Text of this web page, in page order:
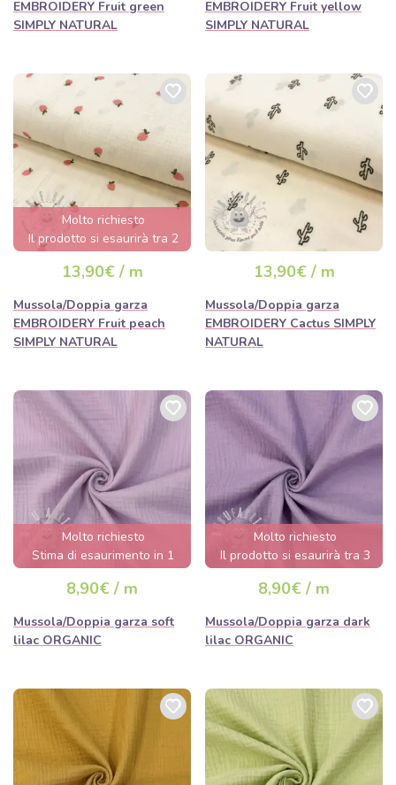
EMBROIDERY Fruit green
SIMPLY NATURAL
EMBROIDERY Fruit yellow
SIMPLY NATURAL
Molto richiesto
Il prodotto si esaurirà tra 2
giorni.
13,90€ / m
Mussola/Doppia garza
EMBROIDERY Fruit peach
SIMPLY NATURAL
13,90€ / m
Mussola/Doppia garza
EMBROIDERY Cactus SIMPLY
NATURAL
Molto richiesto
Stima di esaurimento in 1
giorno/i.
8,90€ / m
Mussola/Doppia garza soft
lilac ORGANIC
Molto richiesto
Il prodotto si esaurirà tra 3
giorni.
8,90€ / m
Mussola/Doppia garza dark
lilac ORGANIC